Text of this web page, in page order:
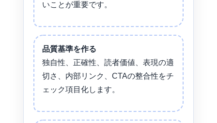
いことが重要です。
品質基準を作る
独自性、正確性、読者価値、表現の適
切さ、内部リンク、CTAの整合性をチ
ェック項目化します。